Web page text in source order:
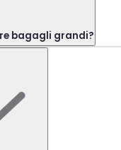
bagagli grandi?